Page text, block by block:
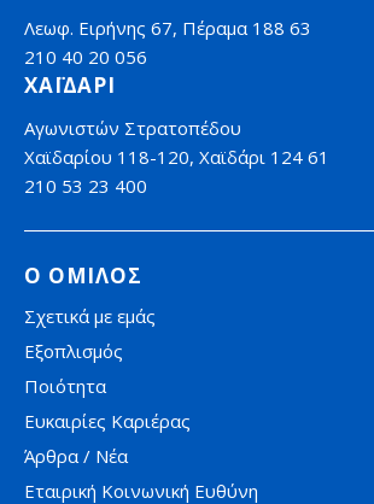
Λεωφ. Ειρήνης 67, Πέραμα 188 63
210 40 20 056
ΧΑΪΔΑΡΙ
Αγωνιστών Στρατοπέδου
Χαϊδαρίου 118-120, Χαϊδάρι 124 61
210 53 23 400
Ο ΟΜΙΛΟΣ
Σχετικά με εμάς
Εξοπλισμός
Ποιότητα
Ευκαιρίες Καριέρας
Άρθρα / Νέα
Εταιρική Κοινωνική Ευθύνη